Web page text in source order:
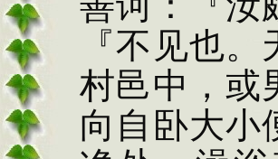
『不见也。
村邑中，或
向自卧大小